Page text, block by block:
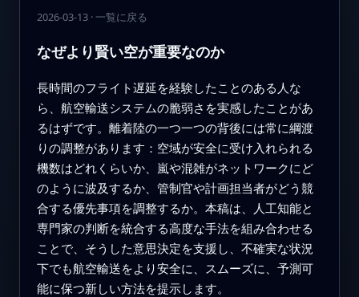
2026-03-13· 一覧に戻る
なぜより賢い空が重要なのか
長時間のフライト遅延を経験したことのある人な
ら、航空輸送システムの脆弱さを実感したことがあ
るはずです。離着陸の一つ一つの背後には常に綱渡
りの調整があります：空域が安全に受け入れられる
機数はどれくらいか、嵐や混雑がネットワークにど
のように波及するか、管制官や計画担当者がどう競
合する優先事項を調整するか。本稿は、人工知能と
専門家の判断を統合する高度な手法を組み合わせる
ことで、そうした意思決定を支援し、不確実な状況
下でも航空輸送をより安全に、スムーズに、予測可
能に保つ新しい方法を提示します。